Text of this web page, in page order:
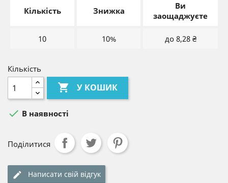
Кількість Знижка
Ви
заощаджуєте
10 10% до 8,28 ₴
Кількість
 У КОШИК
 В наявності
Поділитися
Написати свій відгук